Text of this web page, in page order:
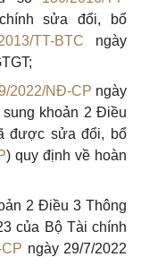
sửa đổi, bổ
TT-BTC ngày
2022/NĐ-CP ngày
khoản 2 Điều
được sửa đổi, bổ
) quy định về hoàn
2 Điều 3 Thông
của Bộ Tài chính
ngày 29/7/2022